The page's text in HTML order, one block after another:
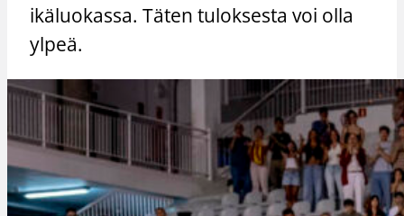
ikäluokassa. Täten tuloksesta voi olla
ylpeä.